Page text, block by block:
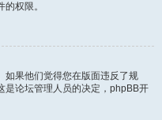
权限。
如果他们觉得您在版面违反了规
是论坛管理人员的决定，phpBB开